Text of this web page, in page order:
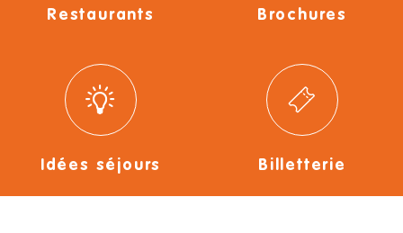
Restaurants Brochures
Idées séjours Billetterie